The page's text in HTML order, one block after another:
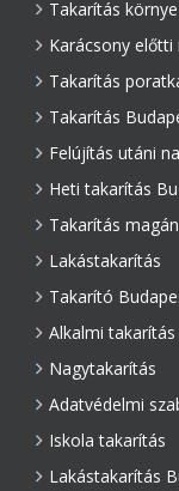
Takarítás
Karácsony előtti
Takarítás
Takarítás
Felújítás utáni
Heti takarítás
Takarítás
Lakástakarítás
Takarító
Alkalmi
Nagytakarítás
Adatvédelmi
Iskola takarítás
Lakástakarítás